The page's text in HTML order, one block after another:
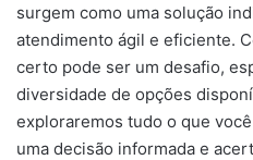
surgem como uma solução
atendimento ágil e eficiente.
certo pode ser um desafio,
diversidade de opções
exploraremos tudo o que
uma decisão informada e